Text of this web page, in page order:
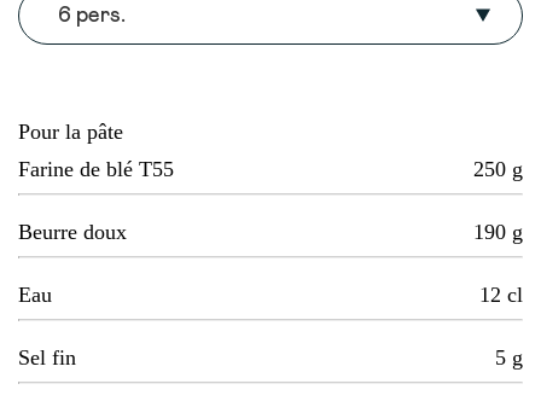
6 pers.
Pour la pâte
Farine de blé T55
250 g
Beurre doux 190 g
Eau 12 cl
Sel fin 5 g